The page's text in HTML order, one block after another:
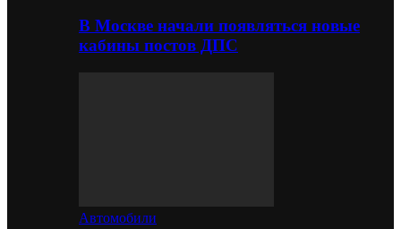
В Москве начали появляться новые
кабины постов ДПС
Автомобили